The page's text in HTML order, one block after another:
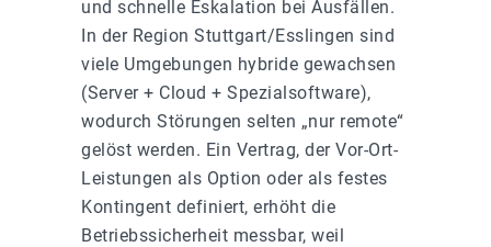
und schnelle Eskalation bei Ausfällen.
In der Region Stuttgart/Esslingen sind
viele Umgebungen hybride gewachsen
(Server + Cloud + Spezialsoftware),
wodurch Störungen selten „nur remote“
gelöst werden. Ein Vertrag, der Vor-Ort-
Leistungen als Option oder als festes
Kontingent definiert, erhöht die
Betriebssicherheit messbar, weil